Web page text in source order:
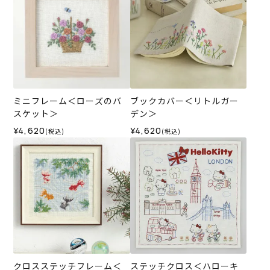
ミニフレーム＜ローズのバ
スケット＞
¥4,620 (税込)
ブックカバー＜リトルガー
デン＞
¥4,620 (税込)
クロスステッチフレーム＜ ステッチクロス＜ハローキ